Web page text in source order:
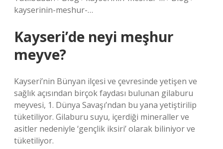
kayserinin-meshur-…
Kayseri’de neyi meşhur
meyve?
Kayseri’nin Bünyan ilçesi ve çevresinde yetişen ve
sağlık açısından birçok faydası bulunan gilaburu
meyvesi, 1. Dünya Savaşı’ndan bu yana yetiştirilip
tüketiliyor. Gilaburu suyu, içerdiği mineraller ve
asitler nedeniyle ‘gençlik iksiri’ olarak biliniyor ve
tüketiliyor.